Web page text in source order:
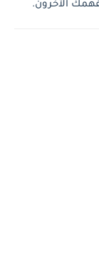
الآخرون.